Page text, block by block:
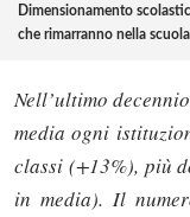
Dimensionamento
che rimarranno nella
Nell’ultimo
media ogni
classi (+13%), più
in media). Il